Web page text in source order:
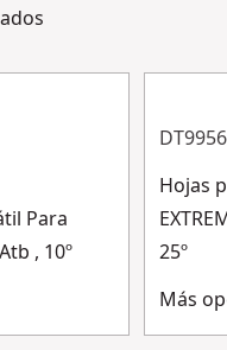
y otros
a 57 grados
con el raíl guía)
seguro y sin
Para
, 10º
Hojas
25º
Más